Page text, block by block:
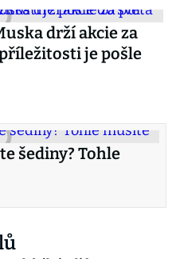
drží akcie za
je pošle
šediny? Tohle